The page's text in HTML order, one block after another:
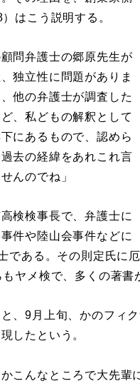
はこう説明する。
問弁護士の郷原先生が
独立性に問題がありま
他の弁護士が調査した
、私どもの解釈として
にあるもので、認めら
去の経緯をあれこれ言
んのでね」
検検事長で、弁護士に
件や陸山会事件などに
である。その則定氏に
ヤメ検で、多くの著書
、9月上旬、かのフィ
したという。
こんなところで大先輩